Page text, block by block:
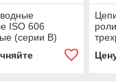
ISO 606
(серии B)